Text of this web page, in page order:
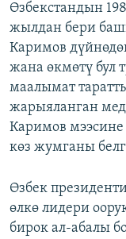
Өзбекстандын
жылдан бери
Каримов
жана өкмөтү бул
маалымат
жарыяланган
Каримов
көз жумганы
Өзбек
өлкө лидери
бирок ал-абалы